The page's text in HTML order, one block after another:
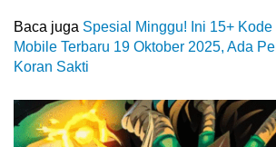
Baca juga Spesial Minggu! Ini 15+
Mobile Terbaru 19 Oktober 2025, Ada
Koran Sakti